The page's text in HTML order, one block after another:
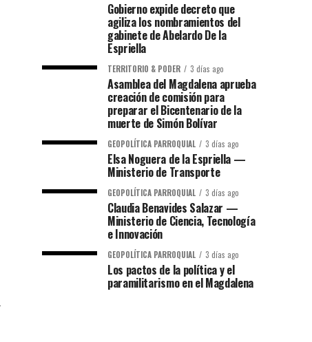
Gobierno expide decreto que
agiliza los nombramientos del
gabinete de Abelardo De la
Espriella
TERRITORIO & PODER 3 días ago
Asamblea del Magdalena aprueba
creación de comisión para
preparar el Bicentenario de la
muerte de Simón Bolívar
GEOPOLÍTICA PARROQUIAL 3 días ago
Elsa Noguera de la Espriella —
Ministerio de Transporte
GEOPOLÍTICA PARROQUIAL 3 días ago
Claudia Benavides Salazar —
Ministerio de Ciencia, Tecnología
e Innovación
GEOPOLÍTICA PARROQUIAL 3 días ago
Los pactos de la política y el
paramilitarismo en el Magdalena